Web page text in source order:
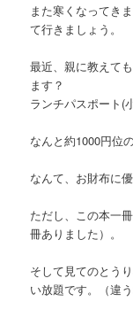
また寒くなってき
て行きましょう。
最近、親に教えて
ます？
ランチパスポート(
なんと約1000円位
なんて、お財布に
ただし、この本一
冊ありました）。
そして見てのとう
い放題です。（違